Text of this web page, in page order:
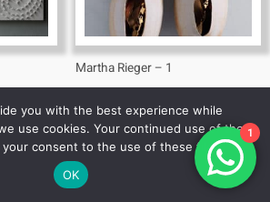
Martha Rieger – 1
Human spotlight
1
you with the best experience while
use cookies. Your continued use of the
consent to the use of these files.
OK